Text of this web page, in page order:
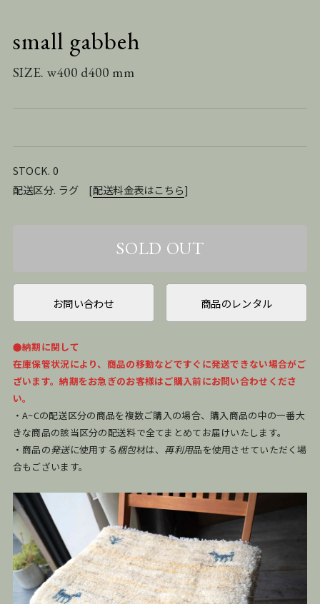
small gabbeh
SIZE. w400 d400 mm
STOCK. 0
配送区分. ラグ [配送料金表はこちら]
お問い合わせ 商品のレンタル
●納期に関して
在庫保管状況により、商品の移動などですぐに発送できない場合がご
ざいます。納期をお急ぎのお客様はご購入前にお問い合わせくださ
い。
・A~Cの配送区分の商品を複数ご購入の場合、購入商品の中の一番大
きな商品の該当区分の配送料で全てまとめてお届けいたします。
・商品の発送に使用する梱包材は、 再利用品を使用させていただく場
合もございます。